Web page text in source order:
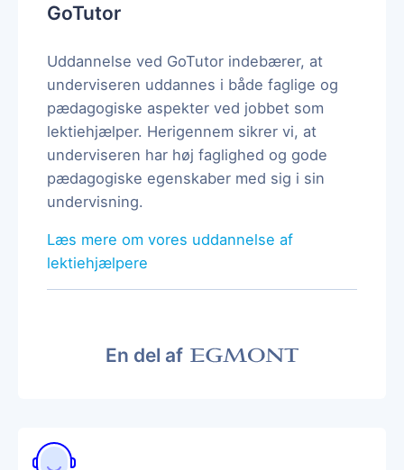
GoTutor
Uddannelse ved GoTutor indebærer, at
underviseren uddannes i både faglige og
pædagogiske aspekter ved jobbet som
lektiehjælper. Herigennem sikrer vi, at
underviseren har høj faglighed og gode
pædagogiske egenskaber med sig i sin
undervisning.
Læs mere om vores uddannelse af
lektiehjælpere
En del af